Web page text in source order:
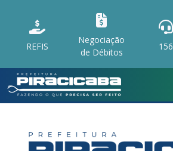
REFIS
Negociação
de Débitos
156